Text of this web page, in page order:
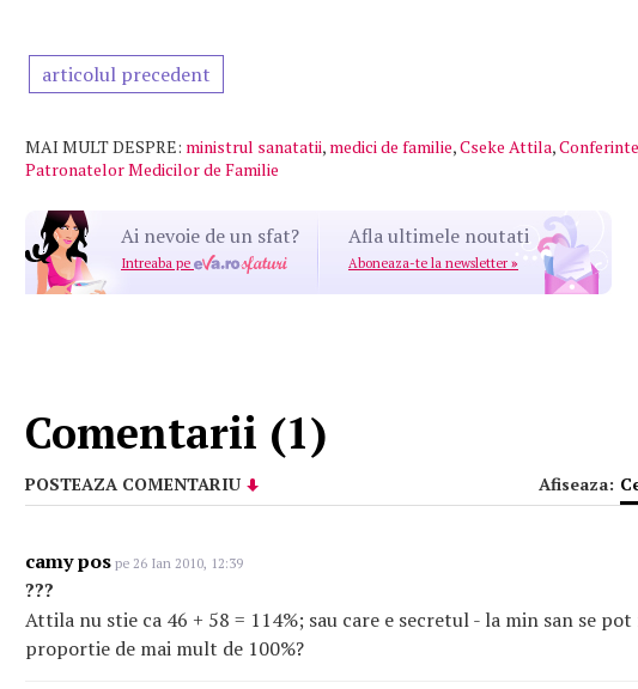
articolul precedent
MAI MULT DESPRE: ministrul sanatatii, medici de familie,Cseke Attila,
Patronatelor Medicilor de Familie
Ai nevoie de un sfat?
Intreaba pe
Afla ultimele noutati
Aboneaza-te la newsletter »
Comentarii (1)
POSTEAZA COMENTARIU Afiseaza:
camy pos pe 26 Ian 2010, 12:39
???
Attila nu stie ca 46 + 58 = 114%; sau care e secretul - la min san se
proportie de mai mult de 100%?